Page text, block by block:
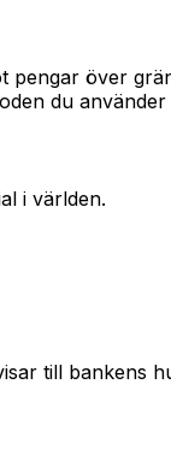
över
du
i världen.
till bankens